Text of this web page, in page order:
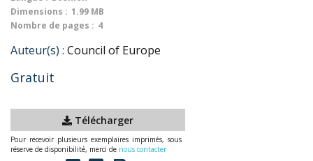
Dimensions : 1.99 MB
Nombre de pages : 4
Auteur(s) : Council of Europe
Gratuit
Télécharger
Pour recevoir plusieurs exemplaires imprimés, sous
réserve de disponibilité, merci de nous contacter